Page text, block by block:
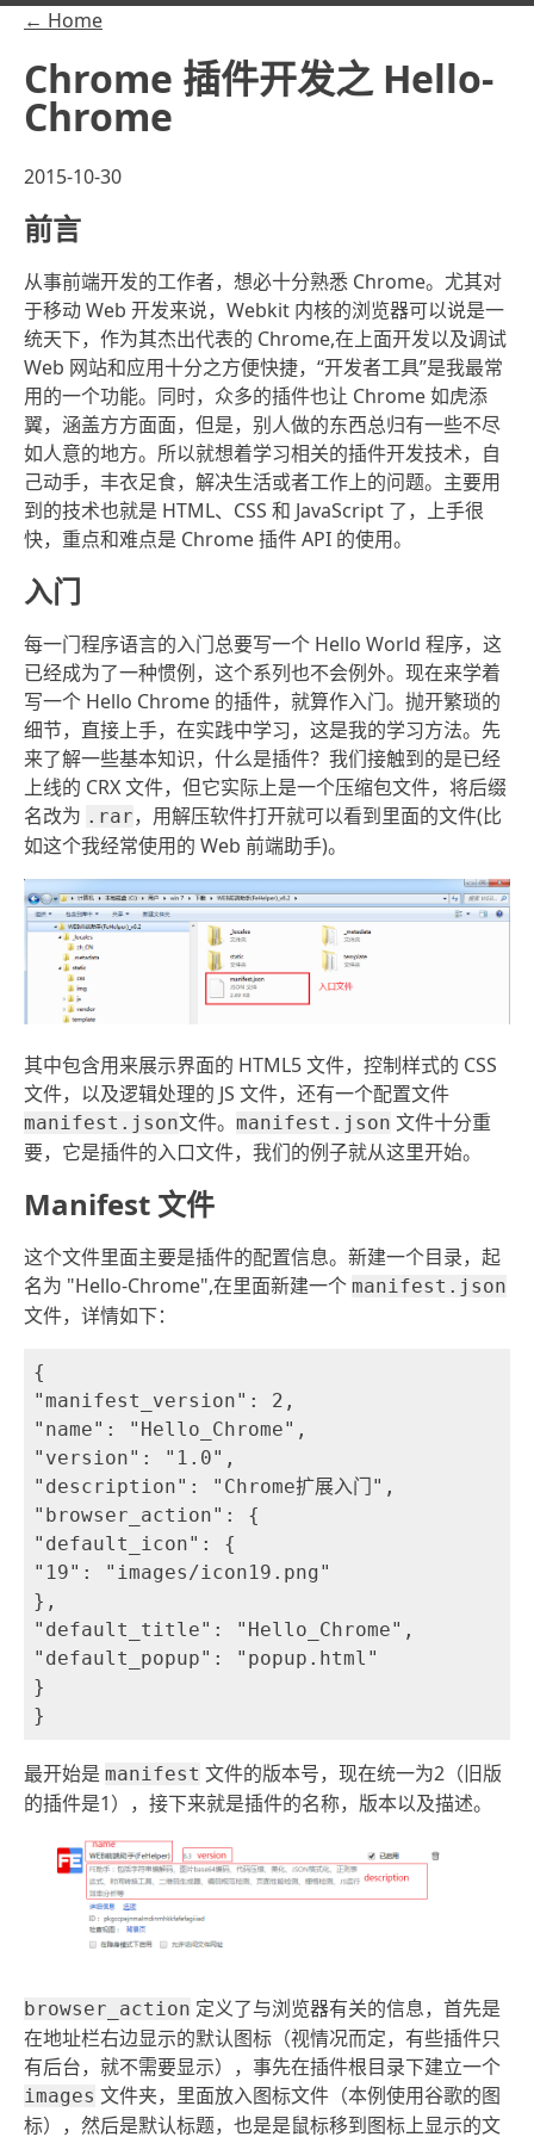
← Home
Chrome 插件开发之 Hello-
Chrome
2015-10-30
前言
从事前端开发的工作者，想必十分熟悉 Chrome。尤其对
于移动 Web 开发来说，Webkit 内核的浏览器可以说是一
统天下，作为其杰出代表的 Chrome,在上面开发以及调试
Web 网站和应用十分之方便快捷，“开发者工具”是我最常
用的一个功能。同时，众多的插件也让 Chrome 如虎添
翼，涵盖方方面面，但是，别人做的东西总归有一些不尽
如人意的地方。所以就想着学习相关的插件开发技术，自
己动手，丰衣足食，解决生活或者工作上的问题。主要用
到的技术也就是 HTML、CSS 和 JavaScript 了，上手很
快，重点和难点是 Chrome 插件 API 的使用。
入门
每一门程序语言的入门总要写一个 Hello World 程序，这
已经成为了一种惯例，这个系列也不会例外。现在来学着
写一个 Hello Chrome 的插件，就算作入门。抛开繁琐的
细节，直接上手，在实践中学习，这是我的学习方法。先
来了解一些基本知识，什么是插件？我们接触到的是已经
上线的 CRX 文件，但它实际上是一个压缩包文件，将后缀
名改为 .rar，用解压软件打开就可以看到里面的文件(比
如这个我经常使用的 Web 前端助手)。
其中包含用来展示界面的 HTML5 文件，控制样式的 CSS
文件，以及逻辑处理的 JS 文件，还有一个配置文件
manifest.json文件。 manifest.json 文件十分重
要，它是插件的入口文件，我们的例子就从这里开始。
Manifest 文件
这个文件里面主要是插件的配置信息。新建一个目录，起
名为 "Hello-Chrome",在里面新建一个 manifest.json
文件，详情如下：
{
"manifest_version": 2,
"name": "Hello_Chrome",
"version": "1.0",
"description": "Chrome扩展入门",
"browser_action": {
"default_icon": {
"19": "images/icon19.png"
},
"default_title": "Hello_Chrome",
"default_popup": "popup.html"
}
最开始是 manifest 文件的版本号，现在统一为2（旧版
的插件是1），接下来就是插件的名称，版本以及描述。
browser_action 定义了与浏览器有关的信息，首先是
在地址栏右边显示的默认图标（视情况而定，有些插件只
有后台，就不需要显示），事先在插件根目录下建立一个
images 文件夹，里面放入图标文件（本例使用谷歌的图
标），然后是默认标题，也是是鼠标移到图标上显示的文